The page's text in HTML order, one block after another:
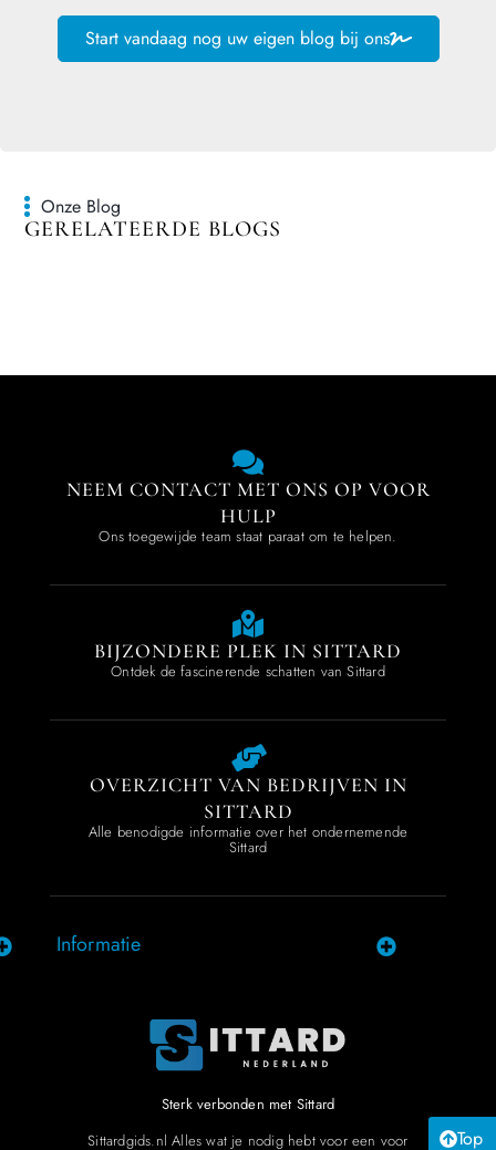
Top
Start vandaag nog uw eigen blog bij ons
Onze Blog
GERELATEERDE BLOGS
NEEM CONTACT MET ONS OP VOOR
HULP
Ons toegewijde team staat paraat om te helpen.
BIJZONDERE PLEK IN SITTARD
Ontdek de fascinerende schatten van Sittard
OVERZICHT VAN BEDRIJVEN IN
SITTARD
Alle benodigde informatie over het ondernemende
Sittard
Informatie
Sterk verbonden met Sittard
Sittardgids.nl Alles wat je nodig hebt voor een voor